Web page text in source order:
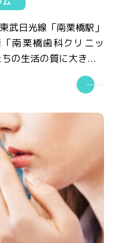
武日光線「南栗橋駅」
南栗橋歯科クリニッ
の生活の質に大き...